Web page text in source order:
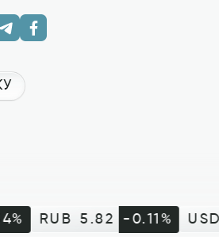
RUB 5.82 -0.11% USD